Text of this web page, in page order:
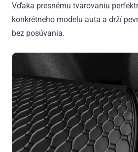
Vďaka presnému tvarovaniu
konkrétneho modelu auta a drží
bez posúvania.